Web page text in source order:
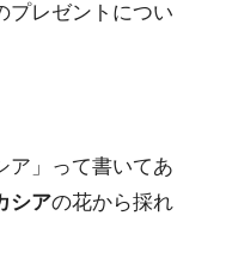
プレゼントについ
ア」って書いてあ
シアの花から採れ